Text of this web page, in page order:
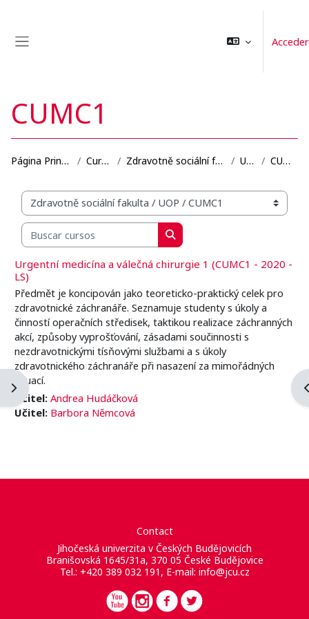
Acceder
Abrir cajón de bloques
CUMC1
Página Principal Cursos Zdravotně sociální fakulta UOP CUMC1
Categorías
Buscar cursos
Buscar cursos
Urgentní medicína a válečná chirurgie 1 (CUMC1 - 2020 -
LS)
Předmět je koncipován jako teoreticko-praktický celek pro
zdravotnické záchranáře. Seznamuje studenty s úkoly a
činností operačních středisek, taktikou realizace záchranných
akcí, způsoby vyprošťování, zásadami součinnosti s
nezdravotnickými tísňovými službami a s úkoly
zdravotnického záchranáře při nasazení za mimořádných
situací.
Učitel: Andrea Hudáčková
Učitel: Barbora Němcová
Contact
Jihočeská univerzita v Českých Budějovicích
Branišovská 1645/31a, 370 05 České Budějovice
Tel.: +420 389 032 191, E-mail: info@jcu.cz